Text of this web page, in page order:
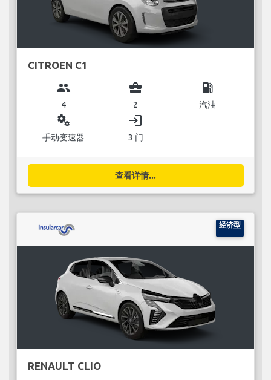
CITROEN C1
group
4
business_center
2
local_gas_station
汽油
miscellaneous_services
手动变速器
login
3 门
查看详情...
经济型
RENAULT CLIO